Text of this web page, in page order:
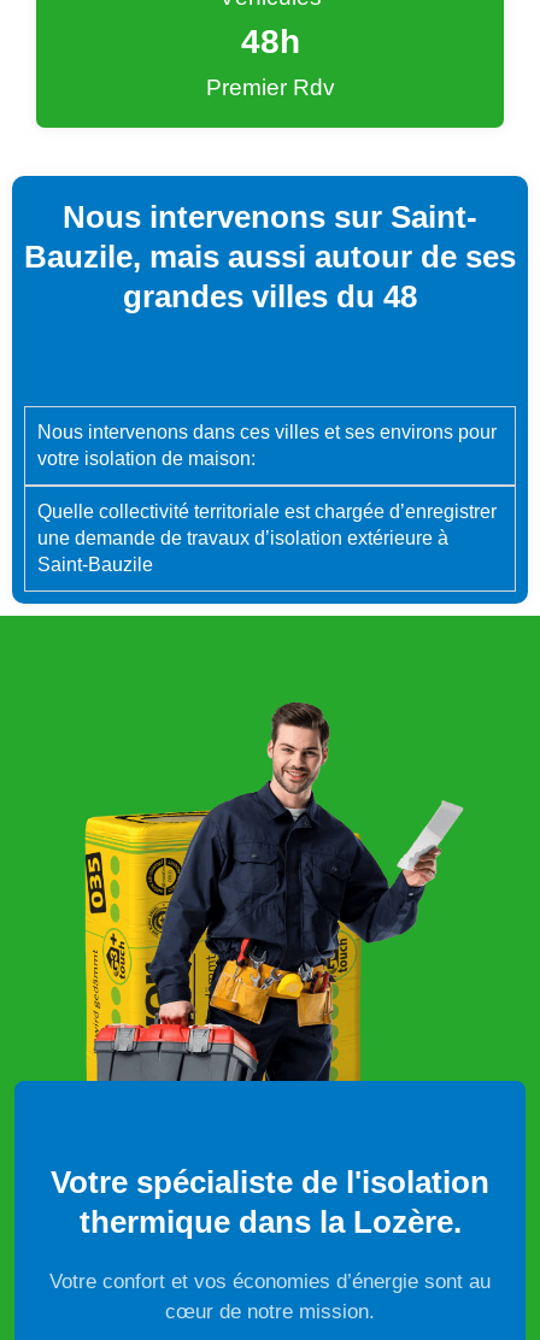
Premier Rdv
48h
Nous intervenons sur Saint-
Bauzile, mais aussi autour de ses
grandes villes du 48
Nous intervenons dans ces villes et ses environs pour
votre isolation de maison:
Quelle collectivité territoriale est chargée d’enregistrer
une demande de travaux d’isolation extérieure à
Saint-Bauzile
Votre spécialiste de l'isolation
thermique dans la Lozère.
Votre confort et vos économies d’énergie sont au
cœur de notre mission.